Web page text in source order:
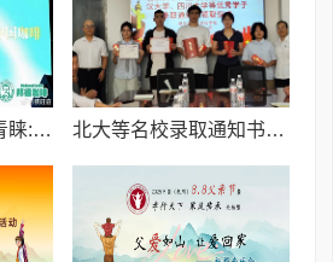
从咖啡执念到资本青睐:邦德咖啡创始人的差异化破局之路 北大等名校录取通知书送达仪式在喀什市特区实验学校暖心举行